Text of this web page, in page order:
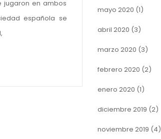
jugaron en ambos
española se
mayo 2020 (1)
abril 2020 (3)
marzo 2020 (3)
febrero 2020 (2)
enero 2020 (1)
diciembre 2019 (2)
noviembre 2019 (4)